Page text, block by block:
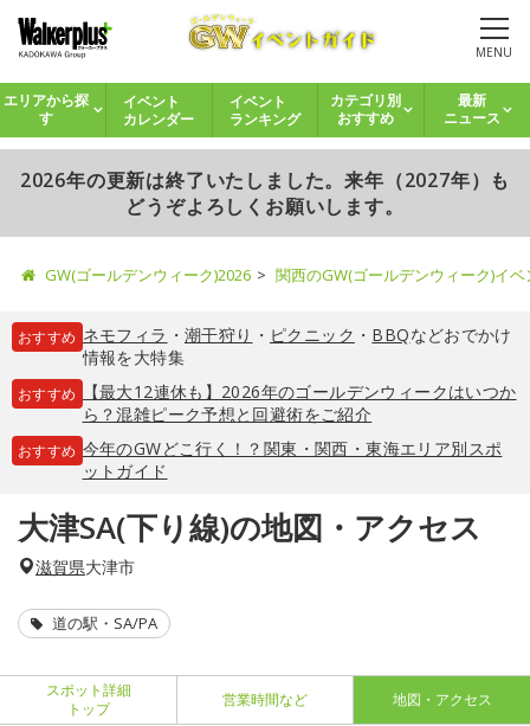
MENU
エリアから探
す
イベント
カレンダー
イベント
ランキング
カテゴリ別
おすすめ
最新
ニュース
2026年の更新は終了いたしました。来年（2027年）も
どうぞよろしくお願いします。
GW(ゴールデンウィーク)2026 関西のGW(ゴールデンウィーク)イ
おすすめ ネモフィラ ・ 潮干狩り ・ ピクニック ・ BBQなどおでかけ
情報を大特集
おすすめ
【最大12連休も】2026年のゴールデンウィークはいつか
ら？混雑ピーク予想と回避術をご紹介
おすすめ 今年のGWどこ行く！？関東・関西・東海エリア別スポ
ットガイド
大津SA(下り線)の地図・アクセス
滋賀県大津市
道の駅・SA/PA
スポット詳細
トップ
営業時間など 地図・アクセス